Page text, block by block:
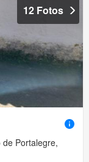
12 Fotos
Portalegre,